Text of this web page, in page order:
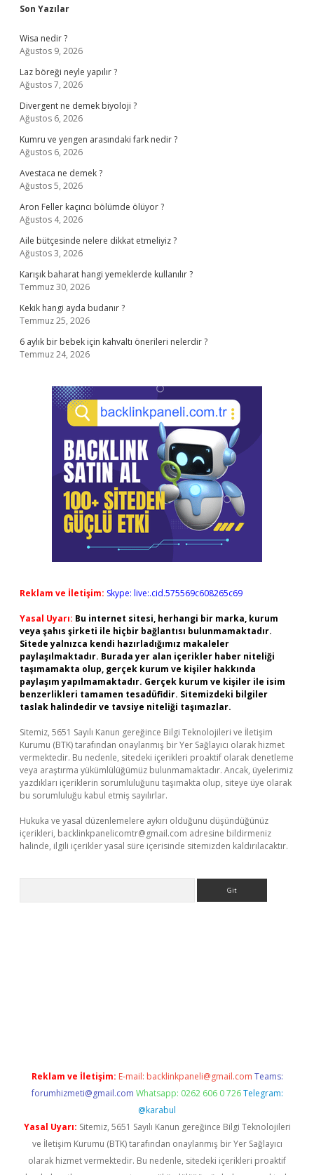
Sidebar
Son Yazılar
Wisa nedir ?
Ağustos 9, 2026
Laz böreği neyle yapılır ?
Ağustos 7, 2026
Divergent ne demek biyoloji ?
Ağustos 6, 2026
Kumru ve yengen arasındaki fark nedir ?
Ağustos 6, 2026
Avestaca ne demek ?
Ağustos 5, 2026
Aron Feller kaçıncı bölümde ölüyor ?
Ağustos 4, 2026
Aile bütçesinde nelere dikkat etmeliyiz ?
Ağustos 3, 2026
Karışık baharat hangi yemeklerde kullanılır ?
Temmuz 30, 2026
Kekik hangi ayda budanır ?
Temmuz 25, 2026
6 aylık bir bebek için kahvaltı önerileri nelerdir ?
Temmuz 24, 2026
Reklam ve İletişim: Skype: live:.cid.575569c608265c69
Yasal Uyarı: Bu internet sitesi, herhangi bir marka, kurum
veya şahıs şirketi ile hiçbir bağlantısı bulunmamaktadır.
Sitede yalnızca kendi hazırladığımız makaleler
paylaşılmaktadır. Burada yer alan içerikler haber niteliği
taşımamakta olup, gerçek kurum ve kişiler hakkında
paylaşım yapılmamaktadır. Gerçek kurum ve kişiler ile isim
benzerlikleri tamamen tesadüfidir. Sitemizdeki bilgiler
taslak halindedir ve tavsiye niteliği taşımazlar.
Sitemiz, 5651 Sayılı Kanun gereğince Bilgi Teknolojileri ve İletişim
Kurumu (BTK) tarafından onaylanmış bir Yer Sağlayıcı olarak hizmet
vermektedir. Bu nedenle, sitedeki içerikleri proaktif olarak denetleme
veya araştırma yükümlülüğümüz bulunmamaktadır. Ancak, üyelerimiz
yazdıkları içeriklerin sorumluluğunu taşımakta olup, siteye üye olarak
bu sorumluluğu kabul etmiş sayılırlar.
Hukuka ve yasal düzenlemelere aykırı olduğunu düşündüğünüz
içerikleri, backlinkpanelicomtr@gmail.com adresine bildirmeniz
halinde, ilgili içerikler yasal süre içerisinde sitemizden kaldırılacaktır.
Reklam ve İletişim: E-mail: backlinkpaneli@gmail.com Teams:
forumhizmeti@gmail.com Whatsapp: 0262 606 0 726 Telegram:
@karabul
Yasal Uyarı: Sitemiz, 5651 Sayılı Kanun gereğince Bilgi Teknolojileri
ve İletişim Kurumu (BTK) tarafından onaylanmış bir Yer Sağlayıcı
olarak hizmet vermektedir. Bu nedenle, sitedeki içerikleri proaktif